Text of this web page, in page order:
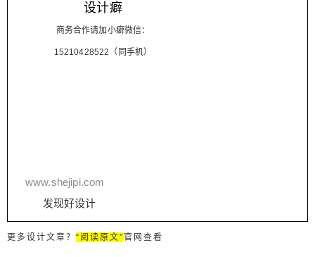
设计癖
商务合作请加小癖微信：
15210428522（同手机）
www.shejipi.com
发现好设计
更多设计文章？ “阅读原文” 官网查看